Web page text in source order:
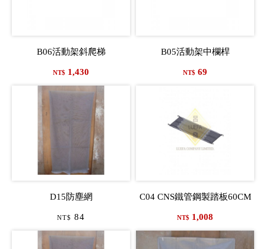
B06活動架斜爬梯
NT$ 1,430
B05活動架中欄桿
NT$ 69
D15防塵網
NT$ 84
C04 CNS鐵管鋼製踏板60CM
NT$ 1,008